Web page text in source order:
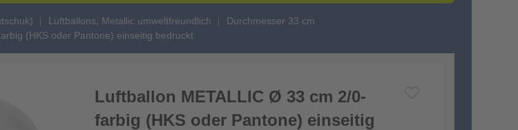
Luftballons, Metallic umweltfreundlich
Durchmesser 33 cm
(HKS oder Pantone) einseitig bedruckt
Luftballon METALLIC Ø 33 cm 2/0-
farbig (HKS oder Pantone) einseitig